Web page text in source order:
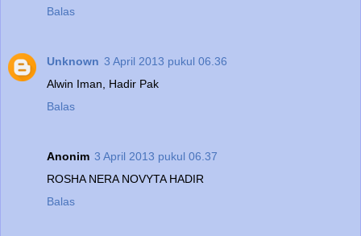
Balas
Unknown 3 April 2013 pukul 06.36
Alwin Iman, Hadir Pak
Balas
Anonim 3 April 2013 pukul 06.37
ROSHA NERA NOVYTA HADIR
Balas